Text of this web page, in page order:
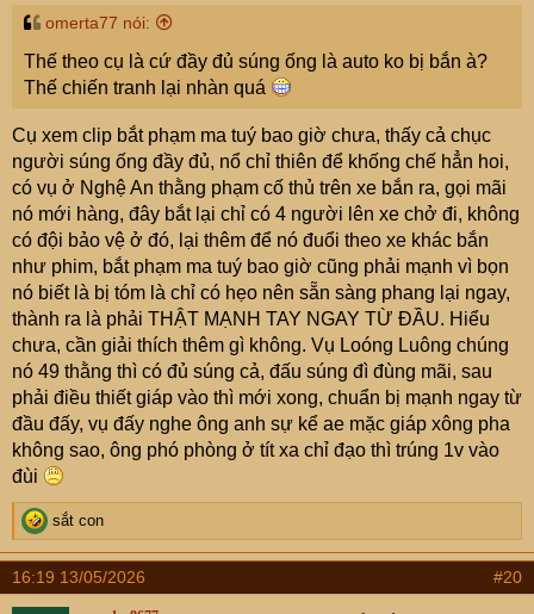
omerta77 nói:
Thế theo cụ là cứ đầy đủ súng ống là auto ko bị bắn à?
Thế chiến tranh lại nhàn quá
Cụ xem clip bắt phạm ma tuý bao giờ chưa, thấy cả chục
người súng ống đầy đủ, nổ chỉ thiên để khống chế hẳn hoi,
có vụ ở Nghệ An thằng phạm cố thủ trên xe bắn ra, gọi mãi
nó mới hàng, đây bắt lại chỉ có 4 người lên xe chở đi, không
có đội bảo vệ ở đó, lại thêm để nó đuổi theo xe khác bắn
như phim, bắt phạm ma tuý bao giờ cũng phải mạnh vì bọn
nó biết là bị tóm là chỉ có hẹo nên sẵn sàng phang lại ngay,
thành ra là phải THẬT MẠNH TAY NGAY TỪ ĐẦU. Hiểu
chưa, cần giải thích thêm gì không. Vụ Loóng Luông chúng
nó 49 thằng thì có đủ súng cả, đấu súng đì đùng mãi, sau
phải điều thiết giáp vào thì mới xong, chuẩn bị mạnh ngay từ
đầu đấy, vụ đấy nghe ông anh sự kể ae mặc giáp xông pha
không sao, ông phó phòng ở tít xa chỉ đạo thì trúng 1v vào
đùi
R
e
a
c
t
sắt con
16:19 13/05/2026 #20